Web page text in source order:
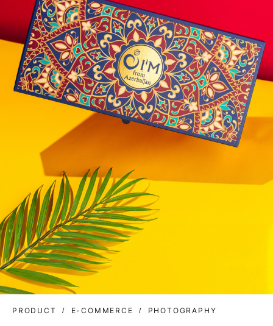
PRODUCT E-COMMERCE PHOTOGRAPHY